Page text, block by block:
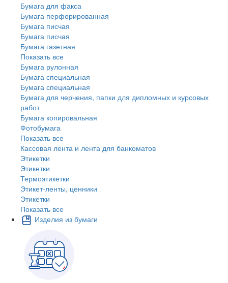
Бумага для факса
Бумага перфорированная
Бумага писчая
Бумага писчая
Бумага газетная
Показать все
Бумага рулонная
Бумага специальная
Бумага специальная
Бумага для черчения, папки для дипломных и курсовых
работ
Бумага копировальная
Фотобумага
Показать все
Кассовая лента и лента для банкоматов
Этикетки
Этикетки
Термоэтикетки
Этикет-ленты, ценники
Этикетки
Показать все
Изделия из бумаги